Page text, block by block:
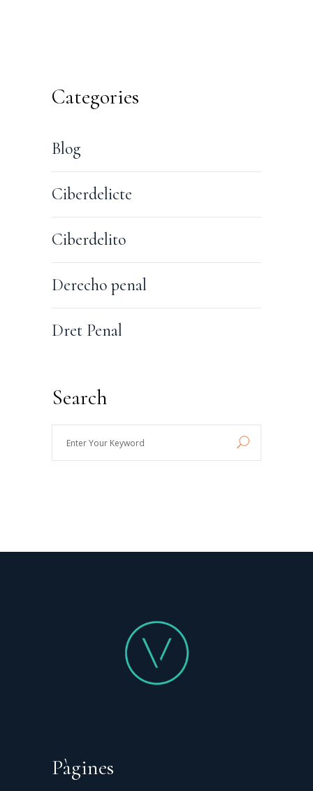
Categories
Blog
Ciberdelicte
Ciberdelito
Derecho penal
Dret Penal
Search
Your
Pàgines